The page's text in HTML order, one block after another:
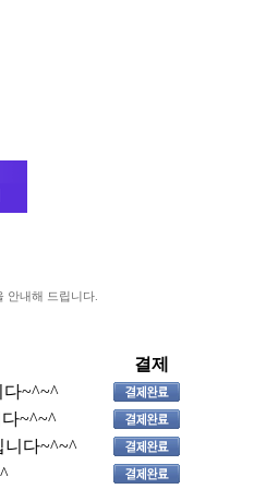
안내해 드립니다.
결제
다~^~^
~^~^
니다~^~^